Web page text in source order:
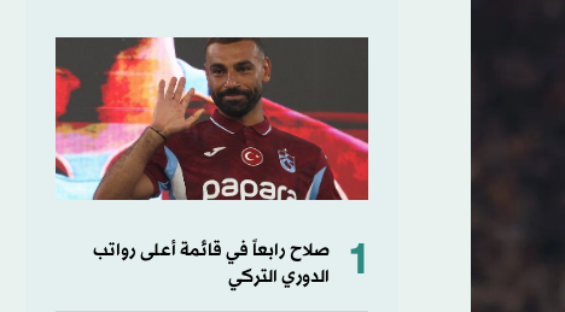
1
صلاح رابعاً في قائمة أعلى رواتب
الدوري التركي